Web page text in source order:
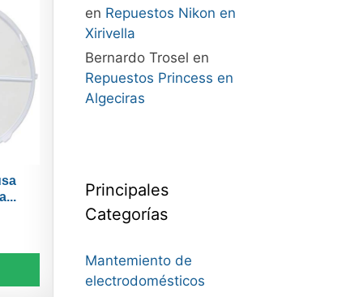
en Repuestos Nikon en
Xirivella
Bernardo Trosel en
Repuestos Princess en
Algeciras
Principales
Categorías
Mantemiento de
electrodomésticos